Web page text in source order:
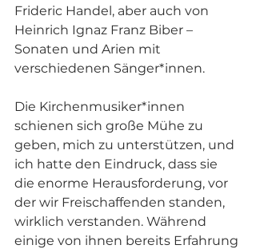
Frideric Handel, aber auch von
Heinrich Ignaz Franz Biber –
Sonaten und Arien mit
verschiedenen Sänger*innen.
Die Kirchenmusiker*innen
schienen sich große Mühe zu
geben, mich zu unterstützen, und
ich hatte den Eindruck, dass sie
die enorme Herausforderung, vor
der wir Freischaffenden standen,
wirklich verstanden. Während
einige von ihnen bereits Erfahrung